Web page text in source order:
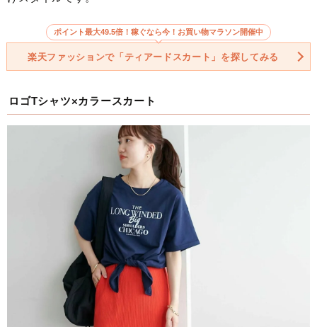
ポイント最大49.5倍！稼ぐなら今！お買い物マラソン開催中
楽天ファッションで「ティアードスカート」を探してみる
ロゴTシャツ×カラースカート